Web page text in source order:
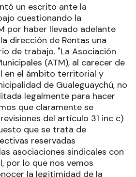
un escrito ante la
cuestionando la
por haber llevado adelante
dirección de Rentas una
de trabajo. "La Asociación
(ATM), al carecer de
en el ámbito territorial y
de Gualeguaychú, no
legalmente para hacer
que claramente se
del artículo 31 inc c)
que se trata de
reservadas
asociaciones sindicales con
por lo que nos vemos
la legitimidad de la